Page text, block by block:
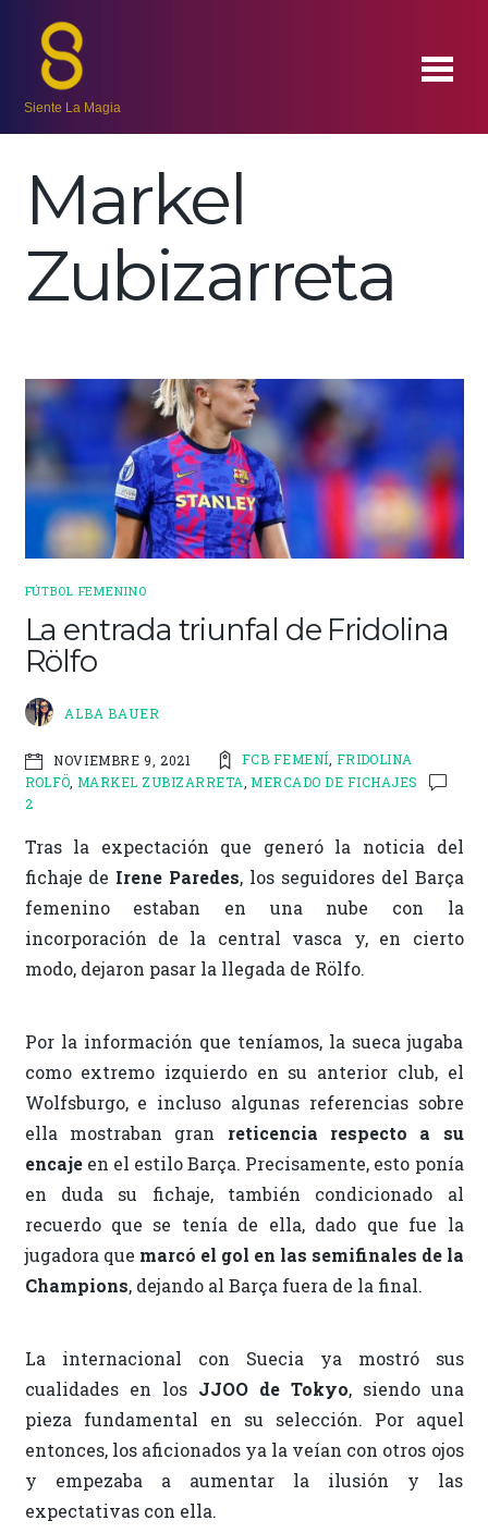
Siente La Magia
Markel
Zubizarreta
FÚTBOL FEMENINO
La entrada triunfal de Fridolina
Rölfo
ALBA BAUER
NOVIEMBRE 9, 2021 FCB FEMENÍ FRIDOLINA
ROLFÖ, MARKEL ZUBIZARRETA ,MERCADO DE FICHAJES
2
Tras la expectación que generó la noticia del
fichaje de Irene Paredes, los seguidores del Barça
femenino estaban en una nube con la
incorporación de la central vasca y, en cierto
modo, dejaron pasar la llegada de Rölfo.
Por la información que teníamos, la sueca jugaba
como extremo izquierdo en su anterior club, el
Wolfsburgo, e incluso algunas referencias sobre
ella mostraban gran reticencia respecto a su
encajeen el estilo Barça. Precisamente, esto ponía
en duda su fichaje, también condicionado al
recuerdo que se tenía de ella, dado que fue la
jugadora que marcó el gol en las semifinales de la
Champions, dejando al Barça fuera de la final.
La internacional con Suecia ya mostró sus
cualidades en los JJOO de Tokyo, siendo una
pieza fundamental en su selección. Por aquel
entonces, los aficionados ya la veían con otros ojos
y empezaba a aumentar la ilusión y las
expectativas con ella.